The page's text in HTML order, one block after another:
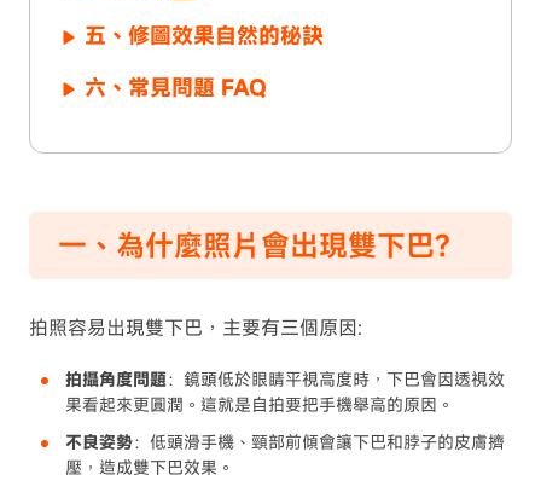
五、修圖效果自然的秘訣
六、常見問題 FAQ
一、為什麼照片會出現雙下巴?
拍照容易出現雙下巴，主要有三個原因:
拍攝角度問題：鏡頭低於眼睛平視高度時，下巴會因透視效
果看起來更圓潤。這就是自拍要把手機舉高的原因。
不良姿勢：低頭滑手機、頸部前傾會讓下巴和脖子的皮膚擠
壓，造成雙下巴效果。